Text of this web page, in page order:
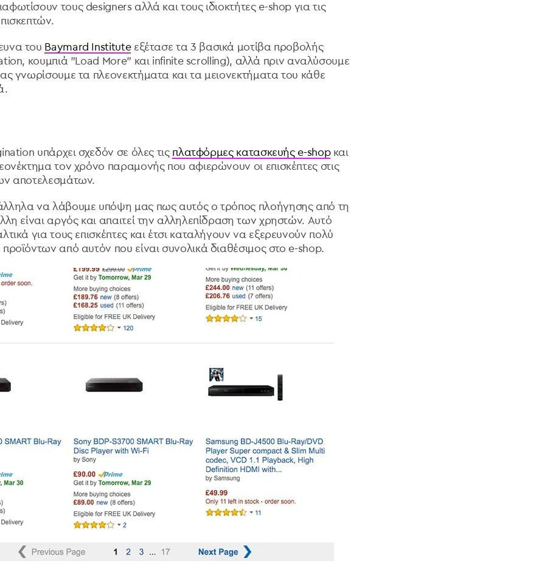
τους designers αλλά και τους ιδιοκτήτες e-shop για τις
του Baymard Instituteεξέτασε τα 3 βασικά μοτίβα προβολής
κουμπιά "Load More" και infinite scrolling), αλλά πριν αναλύσουμε
γνωρίσουμε τα πλεονεκτήματα και τα μειονεκτήματα του κάθε
υπάρχει σχεδόν σε όλες τις πλατφόρμες κατασκευής e-shopκαι
τον χρόνο παραμονής που αφιερώνουν οι επισκέπτες στις
αποτελεσμάτων.
να λάβουμε υπόψη μας πως αυτός ο τρόπος πλοήγησης από τη
είναι αργός και απαιτεί την αλληλεπίδραση των χρηστών. Αυτό
για τους επισκέπτες και έτσι καταλήγουν να εξερευνούν πολύ
από αυτόν που είναι συνολικά διαθέσιμος στο e-shop.